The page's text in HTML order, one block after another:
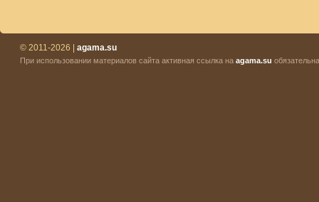
© 2011-2026 | agama.su
При использовании материалов сайта активная ссылка на agama.su